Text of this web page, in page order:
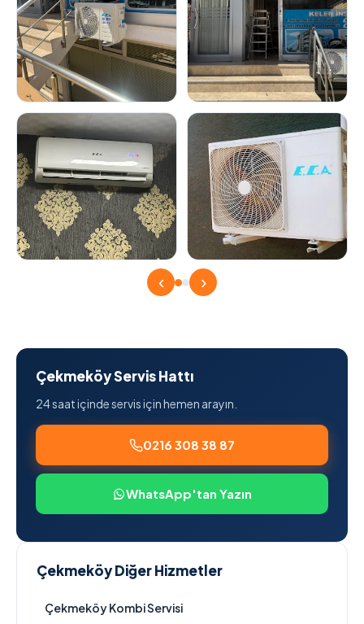
‹ ›
Çekmeköy Servis Hattı
24 saat içinde servis için hemen arayın.
0216 308 38 87
WhatsApp'tan Yazın
Çekmeköy Diğer Hizmetler
Çekmeköy Kombi Servisi